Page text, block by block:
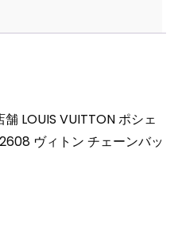
LOUIS VUITTON ポシェ
ヴィトン チェーンバッ